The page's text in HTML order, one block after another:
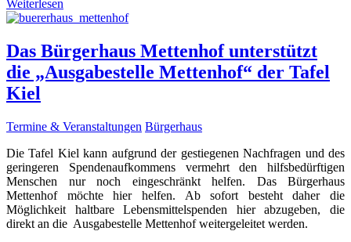
Weiterlesen
Das Bürgerhaus Mettenhof unterstützt
die „Ausgabestelle Mettenhof“ der Tafel
Kiel
Termine & Veranstaltungen Bürgerhaus
Die Tafel Kiel kann aufgrund der gestiegenen Nachfragen und des
geringeren Spendenaufkommens vermehrt den hilfsbedürftigen
Menschen nur noch eingeschränkt helfen. Das Bürgerhaus
Mettenhof möchte hier helfen. Ab sofort besteht daher die
Möglichkeit haltbare Lebensmittelspenden hier abzugeben, die
direkt an die Ausgabestelle Mettenhof weitergeleitet werden.